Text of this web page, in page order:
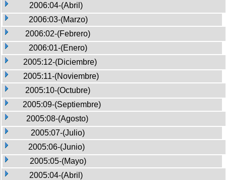
2006:04-(Abril)
2006:03-(Marzo)
2006:02-(Febrero)
2006:01-(Enero)
2005:12-(Diciembre)
2005:11-(Noviembre)
2005:10-(Octubre)
2005:09-(Septiembre)
2005:08-(Agosto)
2005:07-(Julio)
2005:06-(Junio)
2005:05-(Mayo)
2005:04-(Abril)